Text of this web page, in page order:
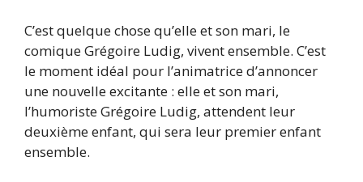
C’est quelque chose qu’elle et son mari, le
comique Grégoire Ludig, vivent ensemble. C’est
le moment idéal pour l’animatrice d’annoncer
une nouvelle excitante : elle et son mari,
l’humoriste Grégoire Ludig, attendent leur
deuxième enfant, qui sera leur premier enfant
ensemble.